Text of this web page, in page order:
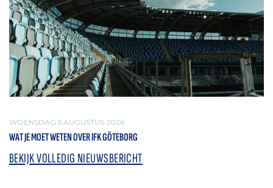
WOENSDAG 5 AUGUSTUS 2026
WAT JE MOET WETEN OVER IFK GÖTEBORG
BEKIJK VOLLEDIG NIEUWSBERICHT